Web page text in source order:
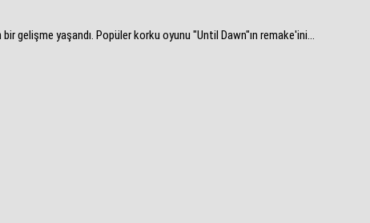
gelişme yaşandı. Popüler korku oyunu "Until Dawn"ın remake'ini...